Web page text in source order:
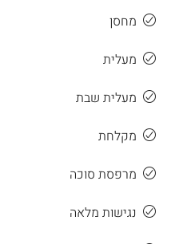
מחסן
מעלית
מעלית שבת
מקלחת
מרפסת סוכה
נגישות מלאה